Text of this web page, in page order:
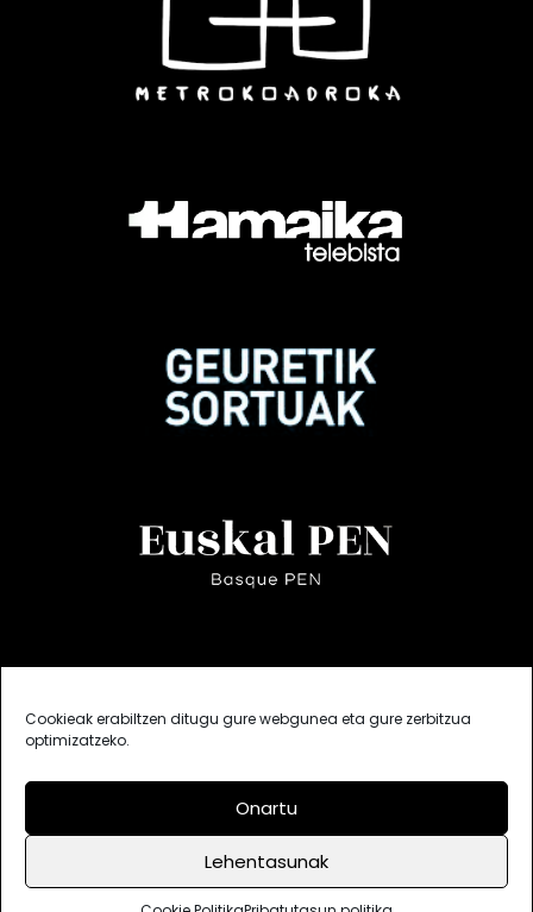
Cookieak erabiltzen ditugu gure webgunea eta gure zerbitzua
optimizatzeko.
Onartu
Lehentasunak